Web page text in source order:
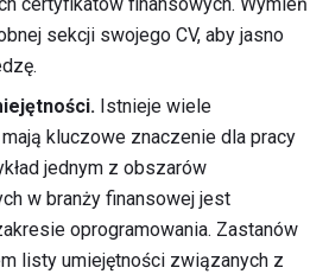
sekcji swojego CV, aby jasno
Istnieje wiele
kluczowe znaczenie dla pracy
jednym z obszarów
w branży finansowej jest
oprogramowania. Zastanów
listy umiejętności związanych z